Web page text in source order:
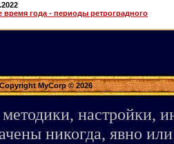
время года - периоды ретроградного
MyCorp © 2026
настройки,
никогда, явно